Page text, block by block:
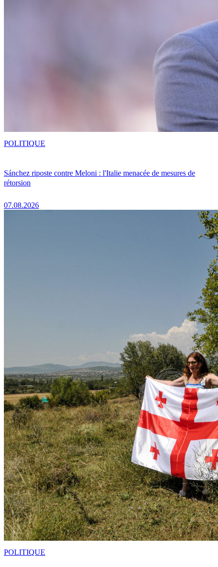
Sánchez riposte contre Meloni : l'Italie menacée de mesures de
rétorsion
07.08.2026
POLITIQUE
POLITIQUE